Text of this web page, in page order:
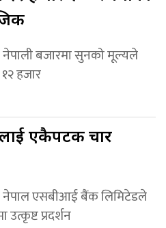
नेपाली बजारमा सुनको मूल्यले
हजार
एकैपटक चार
नेपाल एसबीआई बैंक लिमिटेडले
उत्कृष्ट प्रदर्शन